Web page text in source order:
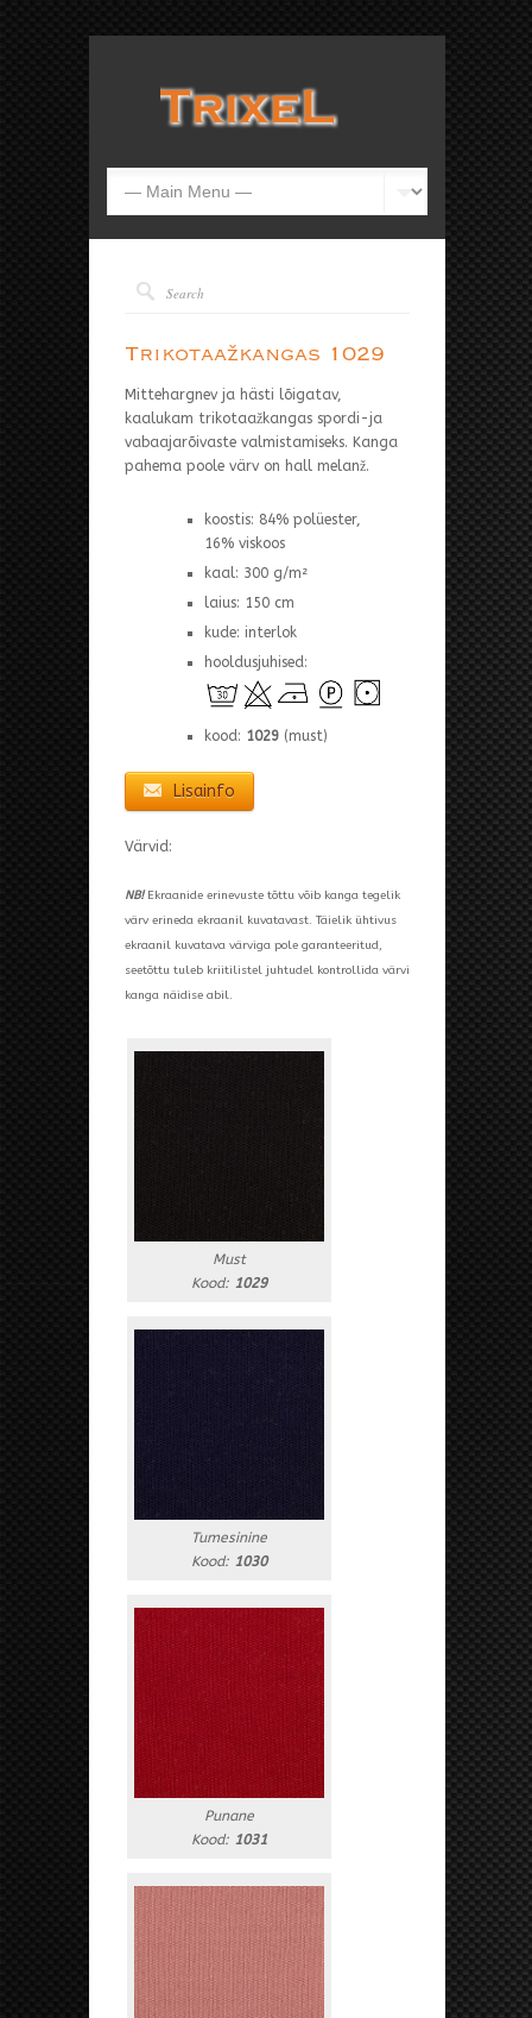
Trikotaažkangas 1029
Mittehargnev ja hästi lõigatav,
kaalukam trikotaažkangas spordi-ja
vabaajarõivaste valmistamiseks. Kanga
pahema poole värv on hall melanž.
koostis: 84% polüester,
16% viskoos
kaal: 300 g/m²
laius: 150 cm
kude: interlok
hooldusjuhised:
kood: 1029 (must)
Lisainfo
Värvid:
NB!Ekraanide erinevuste tõttu võib kanga tegelik
värv erineda ekraanil kuvatavast. Täielik ühtivus
ekraanil kuvatava värviga pole garanteeritud,
seetõttu tuleb kriitilistel juhtudel kontrollida värvi
kanga näidise abil.
Must
Kood: 1029
Tumesinine
Kood: 1030
Punane
Kood: 1031